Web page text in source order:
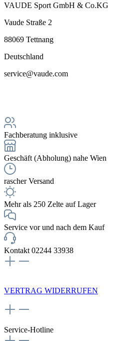
VAUDE Sport GmbH & Co.KG
Vaude Straße 2
88069 Tettnang
Deutschland
service@vaude.com
Fachberatung inklusive
Geschäft (Abholung) nahe Wien
rascher Versand
Mehr als 250 Zelte auf Lager
Service vor und nach dem Kauf
Kontakt 02244 33938
VERTRAG WIDERRUFEN
Service-Hotline